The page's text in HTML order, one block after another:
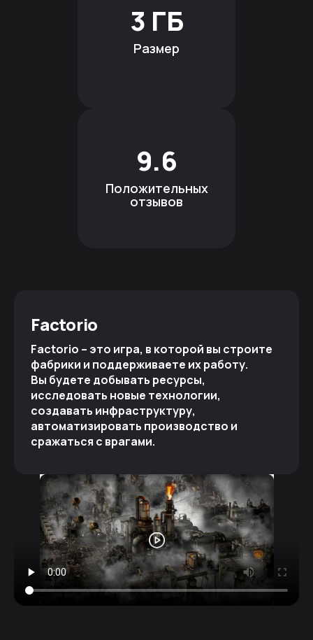
3 ГБ
Размер
9.6
Положительных
отзывов
Factorio
Factorio – это игра, в которой вы строите
фабрики и поддерживаете их работу.
Вы будете добывать ресурсы,
исследовать новые технологии,
создавать инфраструктуру,
автоматизировать производство и
сражаться с врагами.